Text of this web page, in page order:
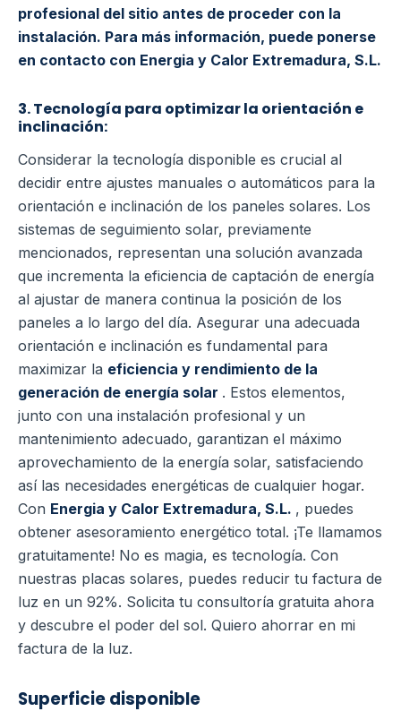
profesional del sitio antes de proceder con la
instalación. Para más información, puede ponerse
en contacto con Energia y Calor Extremadura, S.L.
3. Tecnología para optimizar la orientación e
inclinación:
Considerar la tecnología disponible es crucial al
decidir entre ajustes manuales o automáticos para la
orientación e inclinación de los paneles solares. Los
sistemas de seguimiento solar, previamente
mencionados, representan una solución avanzada
que incrementa la eficiencia de captación de energía
al ajustar de manera continua la posición de los
paneles a lo largo del día. Asegurar una adecuada
orientación e inclinación es fundamental para
maximizar la eficiencia y rendimiento de la
generación de energía solar . Estos elementos,
junto con una instalación profesional y un
mantenimiento adecuado, garantizan el máximo
aprovechamiento de la energía solar, satisfaciendo
así las necesidades energéticas de cualquier hogar.
Con Energia y Calor Extremadura, S.L. , puedes
obtener asesoramiento energético total. ¡Te llamamos
gratuitamente! No es magia, es tecnología. Con
nuestras placas solares, puedes reducir tu factura de
luz en un 92%. Solicita tu consultoría gratuita ahora
y descubre el poder del sol. Quiero ahorrar en mi
factura de la luz.
Superficie disponible